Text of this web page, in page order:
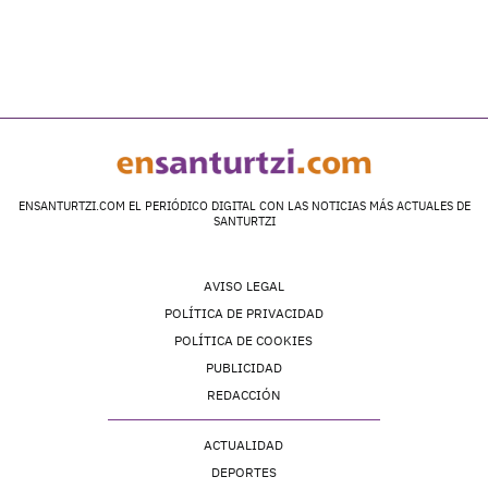
ENSANTURTZI.COM EL PERIÓDICO DIGITAL CON LAS NOTICIAS MÁS ACTUALES DE
SANTURTZI
AVISO LEGAL
POLÍTICA DE PRIVACIDAD
POLÍTICA DE COOKIES
PUBLICIDAD
REDACCIÓN
ACTUALIDAD
DEPORTES